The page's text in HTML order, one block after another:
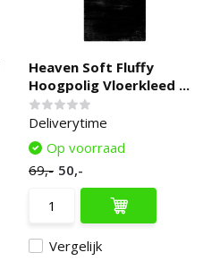
Heaven Soft Fluffy
Hoogpolig Vloerkleed ...
Deliverytime
Vergelijk
Op voorraad
69,- 50,-